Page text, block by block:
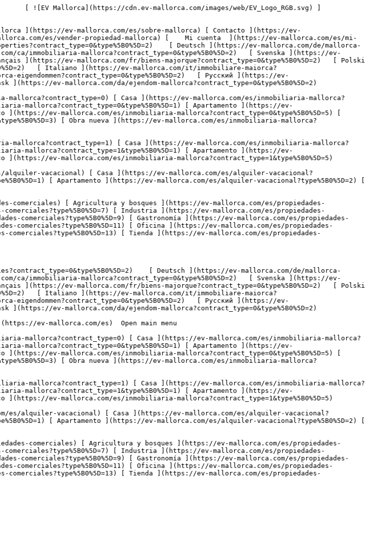
[ Todas las propiedades ](https://ev-mallorca.com/es/inmobiliaria-mallorca?contract_type=0) [ Casa ](https://ev-mallorca.com/es/inmobiliaria-mallorca?contract_type=0&type%5B0%5D=0) [ Finca ](https://ev-mallorca.com/es/inmobiliaria-mallorca?contract_type=0&type%5B0%5D=1) [ Apartamento ](https://ev-mallorca.com/es/inmobiliaria-mallorca?contract_type=0&type%5B0%5D=2) [ Ático ](https://ev-mallorca.com/es/inmobiliaria-mallorca?contract_type=0&type%5B0%5D=5) [ Solares ](https://ev-mallorca.com/es/inmobiliaria-mallorca?contract_type=0&type%5B0%5D=3) [ Obra nueva ](https://ev-mallorca.com/es/inmobiliaria-mallorca?contract_type=0&type%5B0%5D=development) 

   Alquilar     [ Todas las propiedades ](https://ev-mallorca.com/es/inmobiliaria-mallorca?contract_type=1) [ Casa ](https://ev-mallorca.com/es/inmobiliaria-mallorca?contract_type=1&type%5B0%5D=0) [ Finca ](https://ev-mallorca.com/es/inmobiliaria-mallorca?contract_type=1&type%5B0%5D=1) [ Apartamento ](https://ev-mallorca.com/es/inmobiliaria-mallorca?contract_type=1&type%5B0%5D=2) [ Ático ](https://ev-mallorca.com/es/inmobiliaria-mallorca?contract_type=1&type%5B0%5D=5) 

   Alquiler Vacacional     [ Todas las propiedades ](https://ev-mallorca.com/es/alquiler-vacacional) [ Casa ](https://ev-mallorca.com/es/alquiler-vacacional?type%5B0%5D=0) [ Finca ](https://ev-mallorca.com/es/alquiler-vacacional?type%5B0%5D=1) [ Apartamento ](https://ev-mallorca.com/es/alquiler-vacacional?type%5B0%5D=2) [ Ático ](https://ev-mallorca.com/es/alquiler-vacacional?type%5B0%5D=5) 

   Comercial     [ Todas las propiedades ](https://ev-mallorca.com/es/propiedades-comerciales) [ Agricultura y bosques ](https://ev-mallorca.com/es/propiedades-comerciales?type%5B0%5D=6) [ Hotel ](https://ev-mallorca.com/es/propiedades-comerciales?type%5B0%5D=7) [ Industria ](https://ev-mallorca.com/es/propiedades-comerciales?type%5B0%5D=8) [ Inversión ](https://ev-mallorca.com/es/propiedades-comerciales?type%5B0%5D=9) [ Gastronomía ](https://ev-mallorca.com/es/propiedades-comerciales?type%5B0%5D=10) [ Solares ](https://ev-mallorca.com/es/propiedades-comerciales?type%5B0%5D=11) [ Oficina ](https://ev-mallorca.com/es/propiedades-comerciales?type%5B0%5D=12) [ Otros ](https://ev-mallorca.com/es/propiedades-comerciales?type%5B0%5D=13) [ Tienda ](https://ev-mallorca.com/es/propiedades-comerciales?type%5B0%5D=14) 

 [ Obra nueva ](https://ev-mallorca.com/es/obra-nueva-mallorca) 

 [ Sobre nosotros ](https://ev-mallorca.com/es/sobre-nosotros) 

 [ Sobre Mallorca ](https://ev-mallorca.com/es/sobre-mallorca) 

 [ Vender propiedad ](https://ev-mallorca.com/es/vender-propiedad-mallorca) 

 [ Contacto ](https://ev-mallorca.com/es/ubicaciones-de-oficinas) 

   [ Mi cuenta ](https://ev-mallorca.com/es/mi-cuenta) 

 [   Call Us on +34 971 01 63 55   ](tel:+34971016355) 

  [  Residencial  

 ](https://ev-mallorca.com/es/inmobiliaria-mallorca?contract_type=0) [  Alquiler vacacional  

 ](https://ev-mallorca.com/es/alquiler-vacacional) [  Comercial  

 ](https://ev-mallorca.com/es/propiedades-comerciales?contract_type=0) 

     Comprar       - 
 1. 

     Mallorca       - 
 1. 

    Ubicación       - 
  1. 

    Apartamento        1. 

     Habitaciones       - 
 1. 

     Precio       - 
 1. 

        Búsqueda Avanzada      

  ​####  Búsqueda Avanzada 

     Comprar       - 
 1. 

     Mallorca       - 
 1. 

    Ubicación       - 
  1. 

    Apartamento        1. 

 Precio  €

 &gt;  €

 Dormitorios 

 &gt;

 Espacio habitable  m2

 &gt;  m2

 Superfície de parcela  m2

 &gt;  m2

  Licencia de Alquiler Vacacional   Piscina   Parking / Garajes   Amueblado   Calefacción   Accesibilidad   Jardín   Terraza   Sostenible   Vistas al mar   Primera línea de mar   Vídeo / Visita virtual  

  Clase energética mínima    A   B   C   D   E   F   G   

   Buscar  

  Su búsqueda de apartamentos a la venta en Mallorca contiene 296 resultados. 
=============================================================================

       Guardar búsqueda  

     Guardar búsqueda  

  ​####  Es necesario registrarse 

 Por favor regístrese para guardar sus criterios de búsqueda y recibir una notificación cuando la propiedad de sus sueños sea listada.

- **Comprar**  -  Apartamento
- Mallorca
 - ![](https://cdn.ev-mallorca.com/images/web/bedroomIcon.svg)Min. 1
- ![](https://cdn.ev-mallorca.com/images/web/bathroomIcon.svg)Min. 1
- ![](https://cdn.ev-mallorca.com/images/web/livingSpaceIcon.svg)Min. 50 ㎡
 - 
 - Desde 100.000 EUR

   Cancelar     Login    

  ​       

     Nuevas primero       - 
 1. 

  [  Exclusivo 

        ![Apartamento dúplex totalmente reformado con espectaculares vistas al puerto y al mar](https://cdn.ev-mallorca.com/images/properties/08a0d026-7d9f-4cac-b5a5-bf9ed4144d1d/2e286664-e0e0-4eb8-beb7-3e01494d50c7.jpg?width=796&height=500&crop=true&crop_gravity=northwest&format=webp&quality=80)    

 Apartamento dúplex totalmente reformado con espectaculares vistas al puerto y al mar

 España, Mallorca, Suroeste, Port Andratx

   ![Dormitorios](https://cdn.ev-mallorca.com/images/web/bedroomI